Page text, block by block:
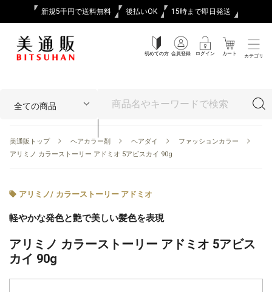
新規5千円で送料無料 後払いOK 15時まで即日発送
初めての方 会員登録 ログイン カート カテゴリ
美通販トップ ヘアカラー剤 ヘアダイ
ファッションカラー
アリミノ カラーストーリー アドミオ 5アビスカイ 90g
アリミノ/ カラーストーリー アドミオ
軽やかな発色と艶で美しい髪色を表現
アリミノ カラーストーリー アドミオ 5アビス
カイ 90g